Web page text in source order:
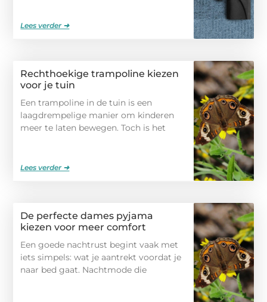
Lees verder ➜
Rechthoekige trampoline kiezen
voor je tuin
Een trampoline in de tuin is een
laagdrempelige manier om kinderen
meer te laten bewegen. Toch is het
Lees verder ➜
De perfecte dames pyjama
kiezen voor meer comfort
Een goede nachtrust begint vaak met
iets simpels: wat je aantrekt voordat je
naar bed gaat. Nachtmode die